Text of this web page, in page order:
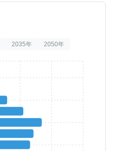
2035年 2050年